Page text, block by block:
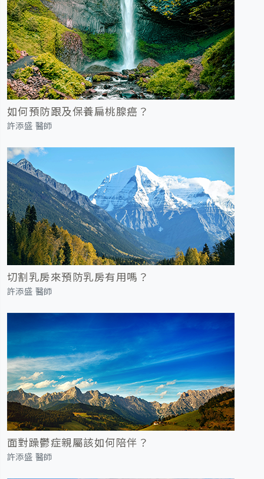
如何預防跟及保養扁桃腺癌？
許添盛 醫師
切割乳房來預防乳房有用嗎？
許添盛 醫師
面對躁鬱症親屬該如何陪伴？
許添盛 醫師